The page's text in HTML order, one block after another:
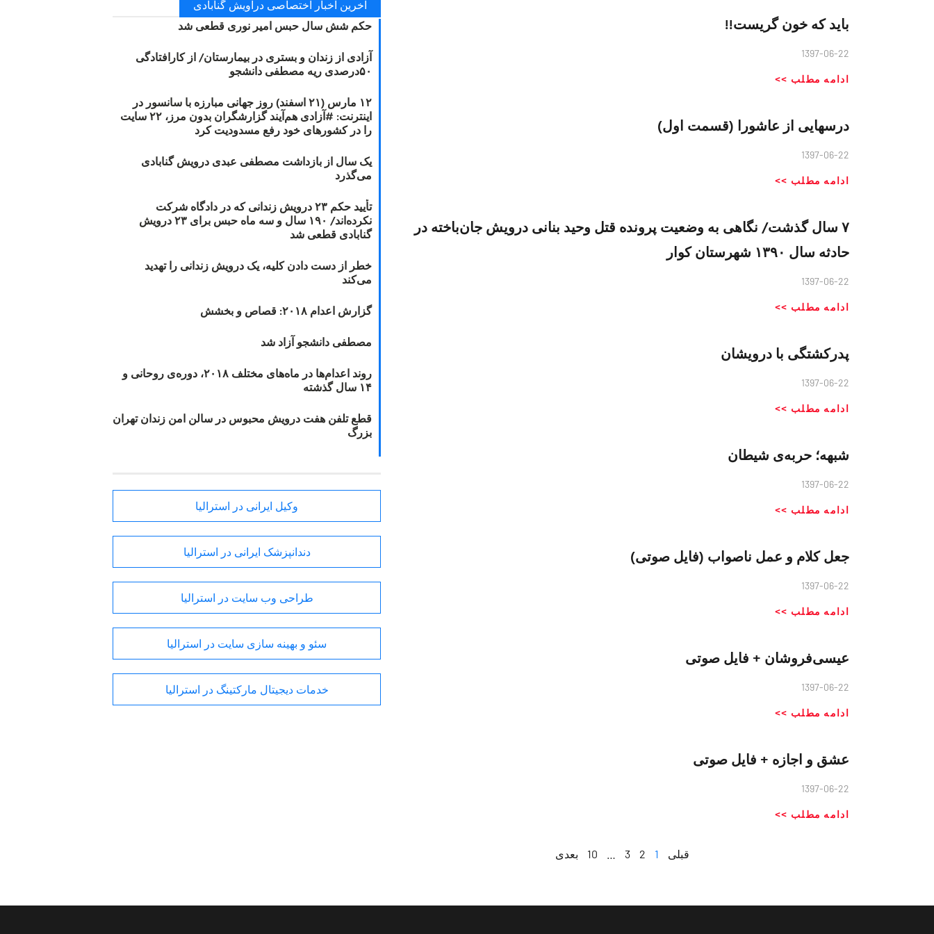
باید که خون گریست!!
1397-06-22
ادامه مطلب >>
درسهایی از عاشورا (قسمت اول)
1397-06-22
ادامه مطلب >>
۷ سال گذشت/ نگاهی به وضعیت پرونده قتل وحید بنانی درویش جان‌باخته در
حادثه سال ۱۳۹۰ شهرستان کوار
1397-06-22
ادامه مطلب >>
پدرکشتگی با درویشان
1397-06-22
ادامه مطلب >>
شبهه؛ حربه‌ی شیطان
1397-06-22
ادامه مطلب >>
جعل کلام و عمل ناصواب (فایل صوتی)
1397-06-22
ادامه مطلب >>
عیسی‌فروشان + فایل صوتی
1397-06-22
ادامه مطلب >>
عشق و اجازه + فایل صوتی
1397-06-22
ادامه مطلب >>
قبلی 1
2
3
10 بعدی
آخرین اخبار اختصاصی دراویش گنابادی
حکم شش سال حبس امیر نوری قطعی شد
آزادی از زندان و بستری در بیمارستان/ از کارافتادگی
۵۰درصدی ریه مصطفی دانشجو
۱۲ مارس (۲۱ اسفند) روز جهانی مبارزه با سانسور در
اینترنت: #آزادی هم‌آیند گزارشگران‌ بدون مرز، ۲۲ سایت
را در کشورهای خود رفع مسدودیت کرد
یک سال از بازداشت مصطفی عبدی درویش گنابادی
می‌گذرد
تأیید حکم ۲۳ درویش زندانی که در دادگاه شرکت
نکرده‌اند/ ۱۹۰ سال و سه ماه حبس برای ۲۳ درویش
گنابادی قطعی شد
خطر از دست دادن کلیه، یک درویش زندانی را تهدید
می‌کند
گزارش اعدام ۲۰۱۸: قصاص و بخشش
مصطفی دانشجو آزاد شد
روند اعدام‌ها در ماه‌های مختلف ۲۰۱۸، دوره‌ی روحانی و
۱۴ سال گذشته
قطع تلفن هفت درویش محبوس در سالن امن زندان تهران
بزرگ
وکیل ایرانی در استرالیا
دندانپزشک ایرانی در استرالیا
طراحی وب سایت در استرالیا
سئو و بهینه سازی سایت در استرالیا
خدمات دیجیتال مارکتینگ در استرالیا